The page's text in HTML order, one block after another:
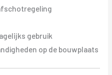
gebruik
op de bouwplaats